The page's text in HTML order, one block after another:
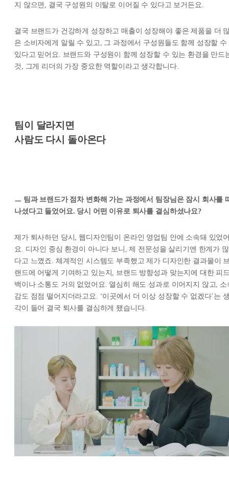
지 않으면, 결국 구성원의 이탈로 이어질 수 있다고 보거든요.
결국 브랜드가 건강하게 성장하고 매출이 성장해야 좋은 제품을 더
은 소비자에게 알릴 수 있고, 그 과정에서 구성원들도 함께 성장할 수
있다고 믿어요. 브랜드와 구성원이 함께 성장할 수 있는 환경을 만드
것, 그게 리더의 가장 중요한 역할이라고 생각합니다.
팀이 달라지면
사람도 다시 돌아온다
ㅡ 팀과 브랜드가 점차 변화해 가는 과정에서 팀장님은 잠시 회사를
나셨다고 들었어요. 당시 어떤 이유로 퇴사를 결심하셨나요?
제가 퇴사하던 당시, 웹디자인팀이 온라인 영업팀 안에 소속돼 있었
요. 디자인 중심 환경이 아니다 보니, 제 전문성을 살리기엔 한계가 많
다고 느꼈죠. 체계적인 시스템도 부족했고 제가 디자인한 결과물이
랜드에 어떻게 기여하고 있는지, 브랜드 방향성과 맞는지에 대한 피
백이나 소통도 거의 없었어요. 열심히 해도 성과로 이어지지 않고, 소
감도 점점 떨어지더라고요. ‘이곳에서 더 이상 성장할 수 없겠다’는
각이 들어 결국 퇴사를 결심하게 됐습니다.